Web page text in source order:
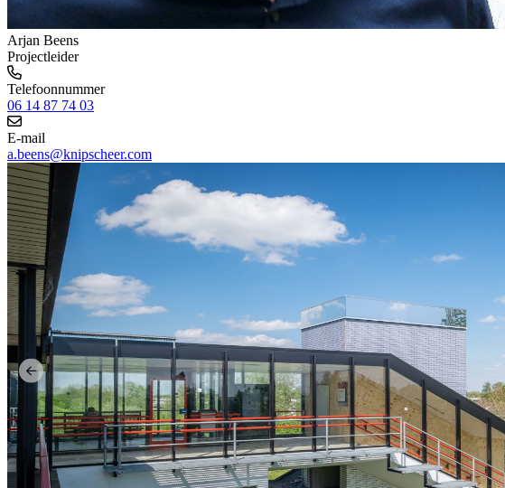
Arjan Beens
Projectleider
Telefoonnummer
06 14 87 74 03
E-mail
a.beens@knipscheer.com